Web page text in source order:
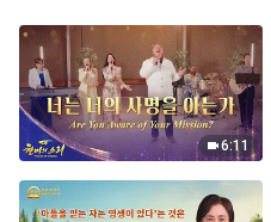
6:11